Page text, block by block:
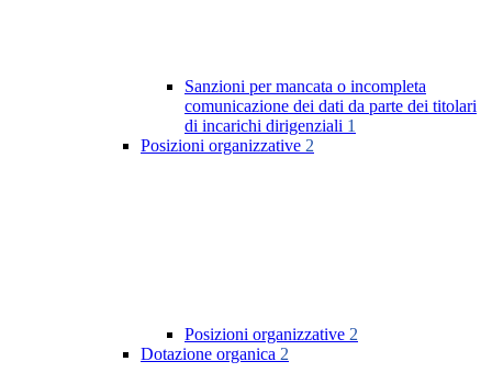
Sanzioni per mancata o incompleta
comunicazione dei dati da parte dei titolari
di incarichi dirigenziali 1
Posizioni organizzative 2
Posizioni organizzative 2
Dotazione organica 2